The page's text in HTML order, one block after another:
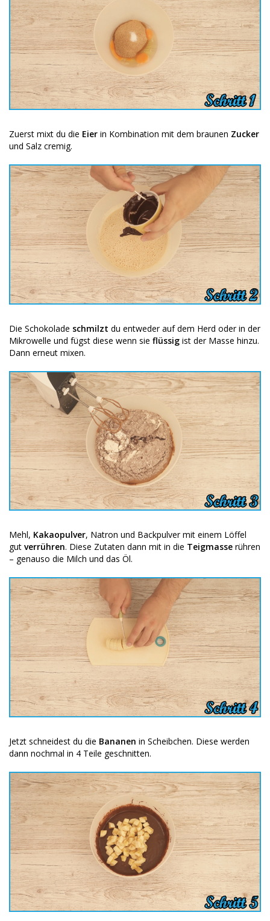
Zuerst mixt du die Eier in Kombination mit dem braunen Zucker
und Salz cremig.
Die Schokolade schmilzt du entweder auf dem Herd oder in der
Mikrowelle und fügst diese wenn sie flüssig ist der Masse hinzu.
Dann erneut mixen.
Mehl, Kakaopulver, Natron und Backpulver mit einem Löffel
gut verrühren. Diese Zutaten dann mit in die Teigmasse rühren
– genauso die Milch und das Öl.
Jetzt schneidest du die Bananen in Scheibchen. Diese werden
dann nochmal in 4 Teile geschnitten.